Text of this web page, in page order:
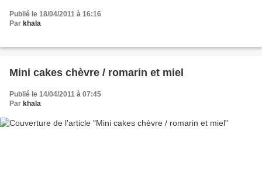
Publié le 18/04/2011 à 16:16
Par khala
Mini cakes chèvre / romarin et miel
Publié le 14/04/2011 à 07:45
Par khala